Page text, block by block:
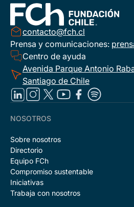
contacto@fch.cl
Prensa y comunicaciones:
Centro de ayuda
Avenida Parque Antonio
Santiago de Chile
NOSOTROS
Sobre nosotros
Directorio
Equipo FCh
Compromiso sustentable
Iniciativas
Trabaja con nosotros